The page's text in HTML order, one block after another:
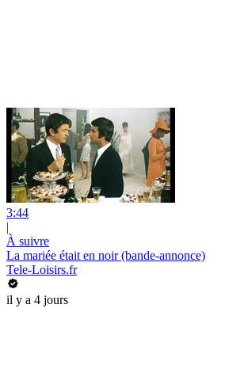
3:44
|
À suivre
La mariée était en noir (bande-annonce)
Tele-Loisirs.fr
il y a 4 jours